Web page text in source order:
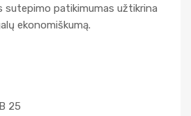
sutepimo patikimumas užtikrina
ekonomiškumą.
25